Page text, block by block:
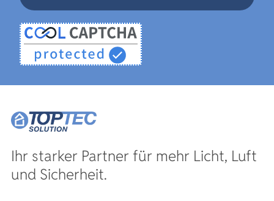
Ihr starker Partner für mehr Licht, Luft
und Sicherheit.